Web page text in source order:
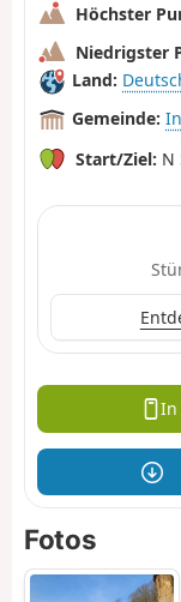
Höchster
Niedrigster
Land:
Gemeinde:
Start/Ziel: N
In
Fotos